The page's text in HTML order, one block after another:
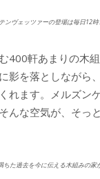
ンヴェッツァーの登場は毎日12
400軒あまりの木
影を落としながら
れます。メルズン
んな空気が、そっ
ちた過去を今に伝える木組みの